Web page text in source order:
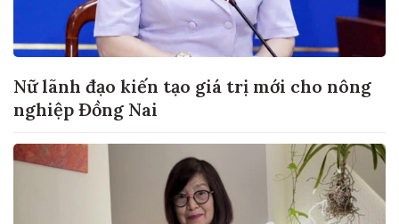
Nữ lãnh đạo kiến tạo giá trị mới cho nông
nghiệp Đồng Nai